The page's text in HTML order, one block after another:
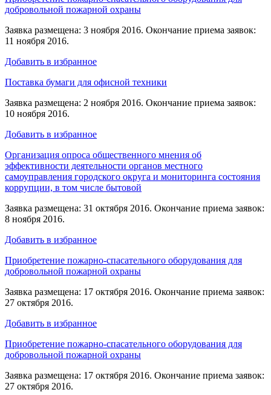
добровольной пожарной охраны
Заявка размещена: 3 ноября 2016. Окончание приема заявок:
11 ноября 2016.
Добавить в избранное
Поставка бумаги для офисной техники
Заявка размещена: 2 ноября 2016. Окончание приема заявок:
10 ноября 2016.
Добавить в избранное
Организация опроса общественного мнения об
эффективности деятельности органов местного
самоуправления городского округа и мониторинга состояния
коррупции, в том числе бытовой
Заявка размещена: 31 октября 2016. Окончание приема заявок:
8 ноября 2016.
Добавить в избранное
Приобретение пожарно-спасательного оборудования для
добровольной пожарной охраны
Заявка размещена: 17 октября 2016. Окончание приема заявок:
27 октября 2016.
Добавить в избранное
Приобретение пожарно-спасательного оборудования для
добровольной пожарной охраны
Заявка размещена: 17 октября 2016. Окончание приема заявок:
27 октября 2016.